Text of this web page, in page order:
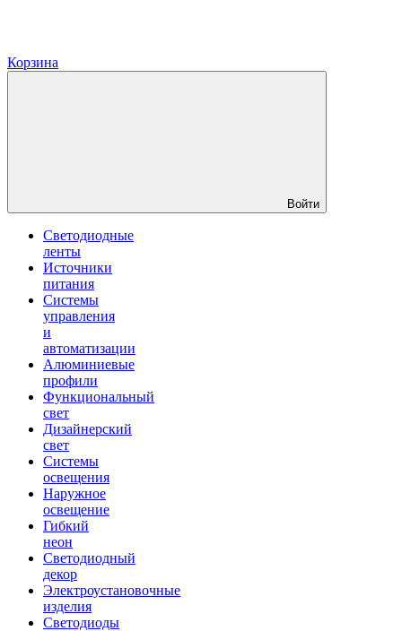
Корзина
Войти
Светодиодные
ленты
Источники
питания
Системы
управления
и
автоматизации
Алюминиевые
профили
Функциональный
свет
Дизайнерский
свет
Системы
освещения
Наружное
освещение
Гибкий
неон
Светодиодный
декор
Электроустановочные
изделия
Светодиоды